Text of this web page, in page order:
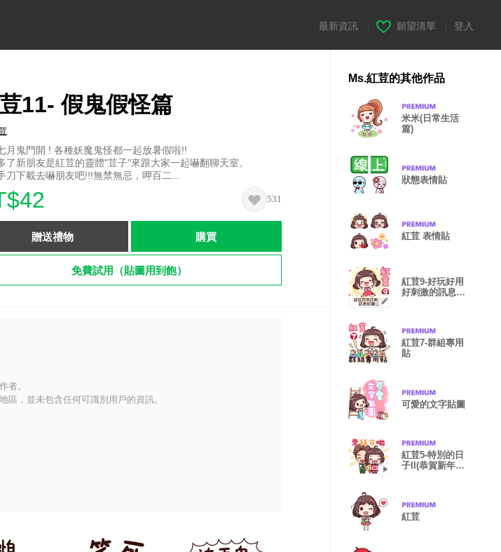
最新資訊 願望清單 登入
11- 假鬼假怪篇
月鬼門開 ! 各種妖魔鬼怪都一起放暑假啦!!
了新朋友是紅荳的靈體"荳子"來跟大家一起嚇翻聊天室。
刀下載去嚇朋友吧!!!無禁無忌，呷百二...
531
贈送禮物 購買
免費試用（貼圖用到飽）
者。
區，並未包含任何可識別用戶的資訊。
Ms.紅荳的其他作品
米米(日常生活
篇)
狀態表情貼
紅荳 表情貼
紅荳9-好玩好用
好刺激的訊息貼
紅荳7-群組專用
貼
可愛的文字貼圖
紅荳5-特別的日
子II(恭賀新年
紅荳